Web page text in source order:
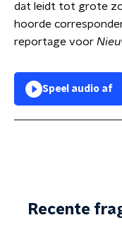
dat leidt tot grote
hoorde
reportage voor
Speel audio af
Recente